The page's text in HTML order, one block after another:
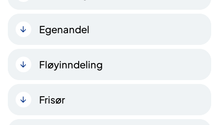
Egenandel
Fløyinndeling
Frisør